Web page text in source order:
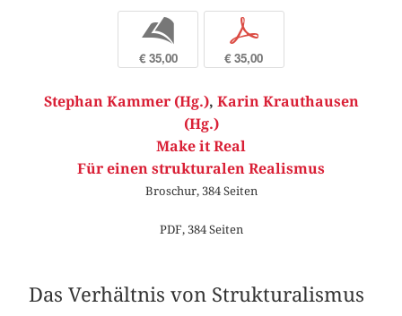
b
€ 35,00
p
€ 35,00
Stephan Kammer (Hg.), Karin Krauthausen
(Hg.)
Make it Real
Für einen strukturalen Realismus
Broschur, 384 Seiten
PDF, 384 Seiten
Das Verhältnis von Strukturalismus